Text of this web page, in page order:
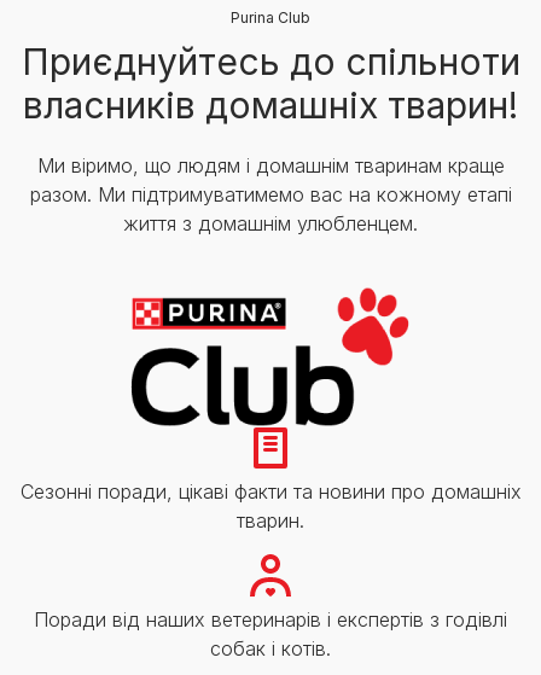
Purina Club
Приєднуйтесь до спільноти
власників домашніх тварин!
Ми віримо, що людям і домашнім тваринам краще
разом. Ми підтримуватимемо вас на кожному етапі
життя з домашнім улюбленцем.
Сезонні поради, цікаві факти та новини про домашніх
тварин.
Поради від наших ветеринарів і експертів з годівлі
собак і котів.